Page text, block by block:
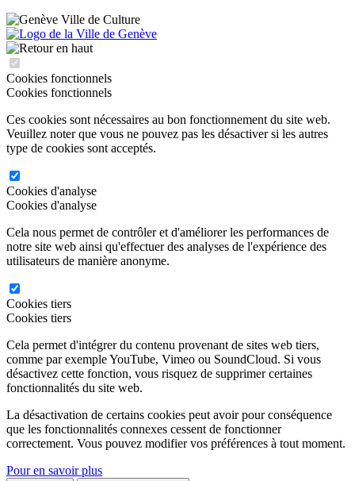
Cookies fonctionnels
Cookies fonctionnels
Ces cookies sont nécessaires au bon fonctionnement du site web.
Veuillez noter que vous ne pouvez pas les désactiver si les autres
type de cookies sont acceptés.
Cookies d'analyse
Cookies d'analyse
Cela nous permet de contrôler et d'améliorer les performances de
notre site web ainsi qu'effectuer des analyses de l'expérience des
utilisateurs de manière anonyme.
Cookies tiers
Cookies tiers
Cela permet d'intégrer du contenu provenant de sites web tiers,
comme par exemple YouTube, Vimeo ou SoundCloud. Si vous
désactivez cette fonction, vous risquez de supprimer certaines
fonctionnalités du site web.
La désactivation de certains cookies peut avoir pour conséquence
que les fonctionnalités connexes cessent de fonctionner
correctement. Vous pouvez modifier vos préférences à tout moment.
Pour en savoir plus